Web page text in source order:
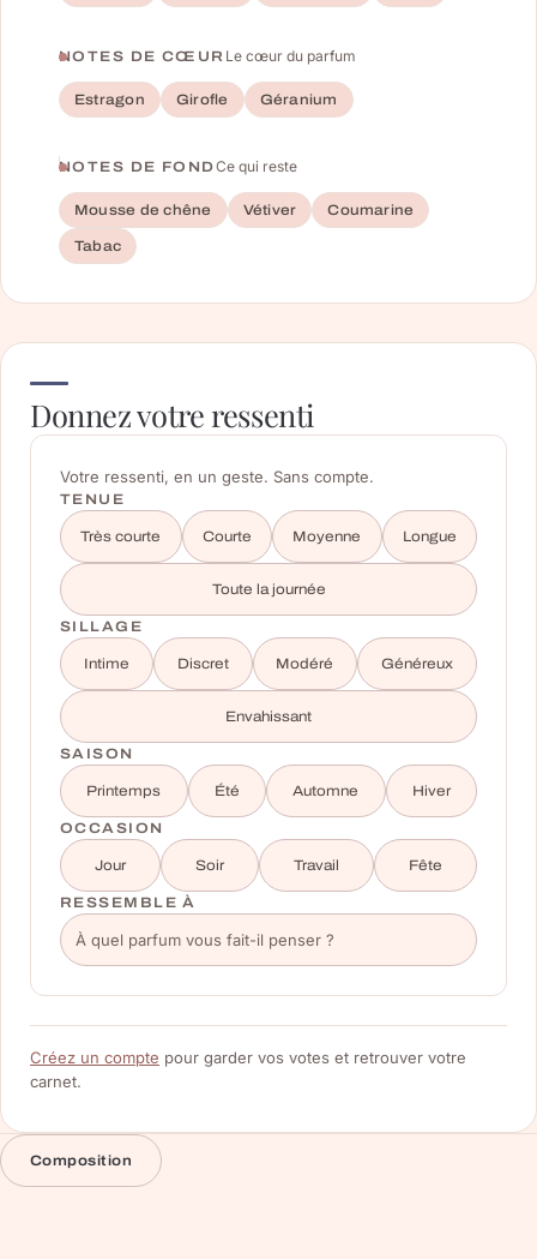
NOTES DE CŒUR Le cœur du parfum
Estragon Girofle Géranium
NOTES DE FONDCe qui reste
Mousse de chêne Vétiver Coumarine
Tabac
Donnez votre ressenti
Votre ressenti, en un geste. Sans compte.
TENUE
Très courte Courte Moyenne Longue
Toute la journée
SILLAGE
Intime Discret Modéré Généreux
Envahissant
SAISON
Printemps Été Automne Hiver
OCCASION
Jour Soir Travail Fête
RESSEMBLE À
Créez un compte pour garder vos votes et retrouver votre
carnet.
Composition